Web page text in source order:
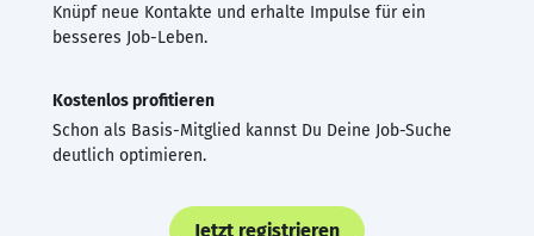
Knüpf neue Kontakte und erhalte Impulse für ein
besseres Job-Leben.
Kostenlos profitieren
Schon als Basis-Mitglied kannst Du Deine Job-Suche
deutlich optimieren.
Jetzt registrieren